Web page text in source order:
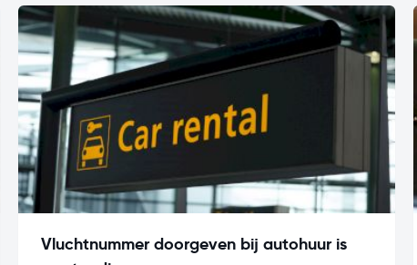
Vluchtnummer doorgeven bij autohuur is